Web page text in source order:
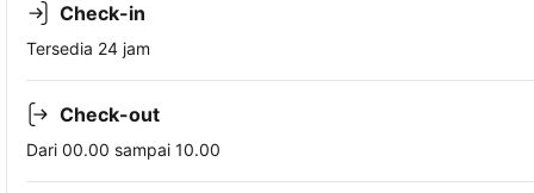
Check-in
Tersedia 24 jam
Check-out
Dari 00.00 sampai 10.00